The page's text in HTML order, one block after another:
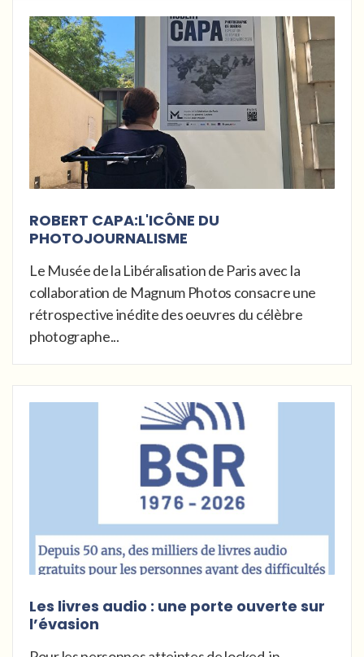
ROBERT CAPA:L'ICÔNE DU
PHOTOJOURNALISME
Le Musée de la Libéralisation de Paris avec la
collaboration de Magnum Photos consacre une
rétrospective inédite des oeuvres du célèbre
photographe...
Les livres audio : une porte ouverte sur
l’évasion